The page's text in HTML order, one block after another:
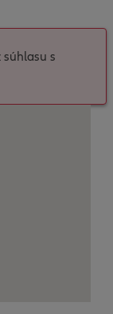
s